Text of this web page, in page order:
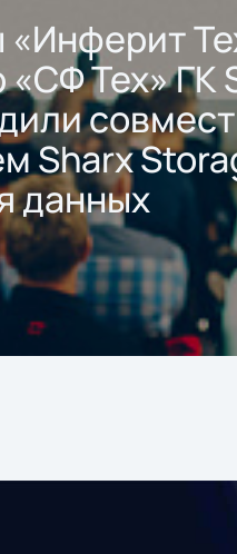
«СФ Тех» ГК
Sharx
данных